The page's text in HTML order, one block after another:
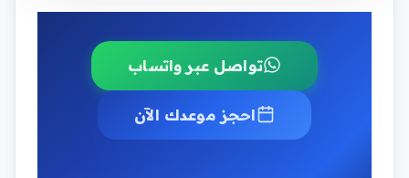
تواصل عبر واتساب
احجز موعدك الآن